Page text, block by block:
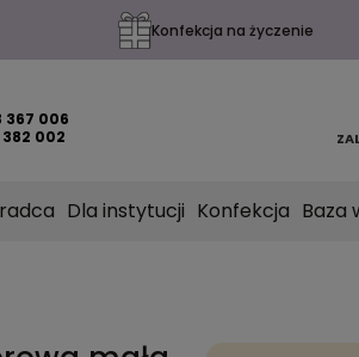
Konfekcja na życzenie
367 006
002
Dla instytucji Konfekcja Baza